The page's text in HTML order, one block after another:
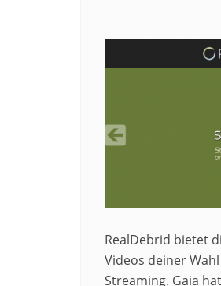
RealDebrid bietet
Videos deiner
Streaming. Gaia